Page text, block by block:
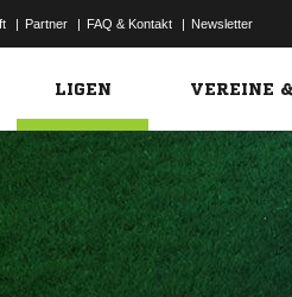
| Partner | FAQ & Kontakt | Newsletter
LIGEN VEREINE